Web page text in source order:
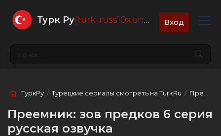
Турк Ру(turk-russ10x.online) Вход
ТуркРу /Турецкие сериалы смотреть на TurkRu / Преемник: зов предков
Преемник: зов предков 6 серия
русская озвучка